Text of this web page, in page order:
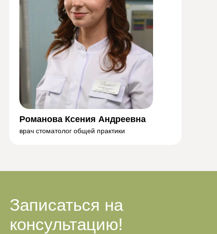
Романова Ксения Андреевна
врач стоматолог общей практики
Записаться на
консультацию!